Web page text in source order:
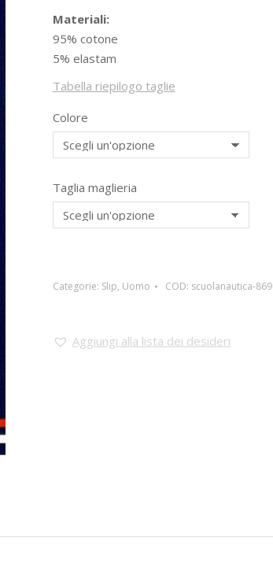
Materiali:
95% cotone
5% elastam
Tabella riepilogo taglie
Colore
Taglia maglieria
Categorie: Slip, Uomo COD: scuolanautica-869
Aggiungi alla lista dei desideri